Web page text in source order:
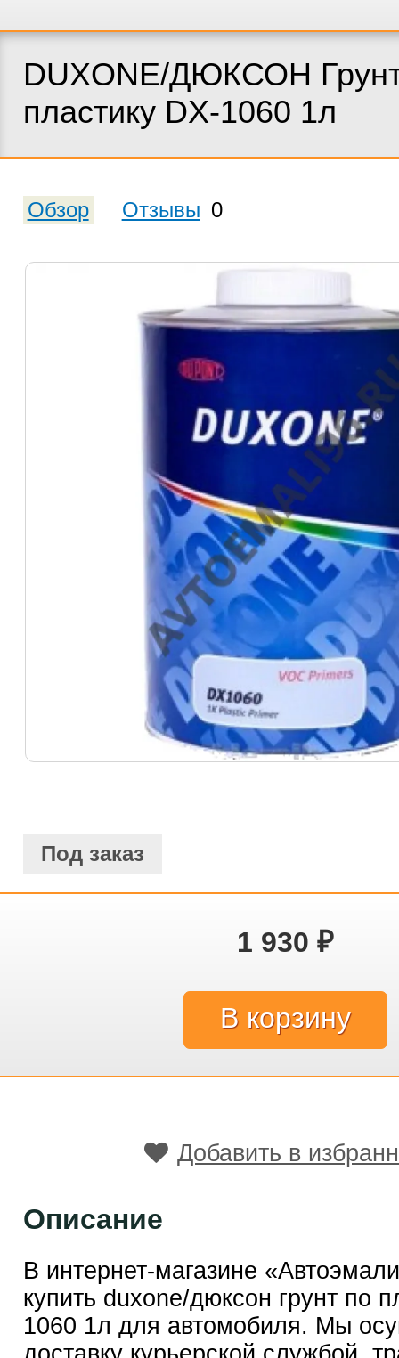
DUXONE/ДЮКСОН
пластику DX-1060 1л
Обзор Отзывы 0
Под заказ
1 930 ₽
Добавить в
Описание
В интернет-магазине
купить duxone/дюксон грунт по
1060 1л для автомобиля. Мы